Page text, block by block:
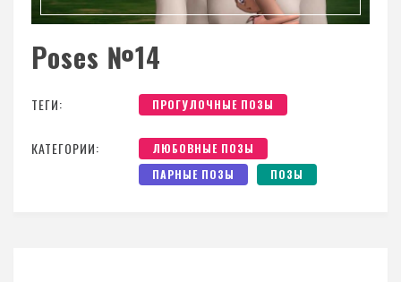
Poses №14
ТЕГИ: ПРОГУЛОЧНЫЕ ПОЗЫ
КАТЕГОРИИ:
ЛЮБОВНЫЕ ПОЗЫ
ПАРНЫЕ ПОЗЫ
ПОЗЫ